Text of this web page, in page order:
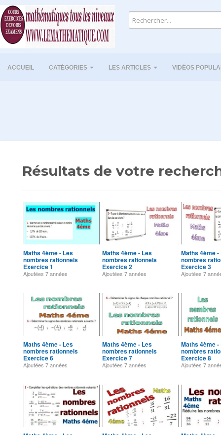
ACCUEIL CATÉGORIES LES ARTICLES VIDÉOS
Résultats de votre
Maths 4ème - Les
nombres rationnels
Exercice 1
Ajoutées 7 années
Maths 4ème - Les
nombres rationnels
Exercice 2
Ajoutées 7 années
Maths 4ème -
nombres
Exercice 3
Ajoutées 7
Maths 4ème - Les
nombres rationnels
Exercice 6
Ajoutées 7 années
Maths 4ème - Les
nombres rationnels
Exercice 7
Ajoutées 7 années
Maths 4ème -
nombres
Exercice 8
Ajoutées 7